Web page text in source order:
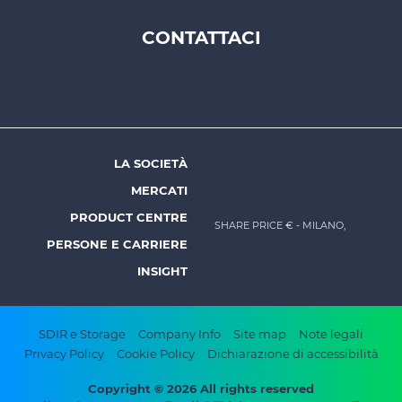
Prysmian
CONTATTACI
Footer
menu
-
Prysmian
LA SOCIETÀ
MERCATI
PRODUCT CENTRE
PERSONE E CARRIERE
INSIGHT
SHARE PRICE € - MILANO,
Footer
bottom
SDIR e Storage Company Info Site map
Note legali
Privacy Policy
Cookie Policy Dichiarazione di accessibilità
Copyright © 2026 All rights reserved